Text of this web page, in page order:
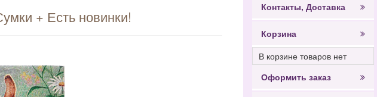
+ Есть новинки!
Контакты, Доставка
Корзина
В корзине товаров нет
Оформить заказ